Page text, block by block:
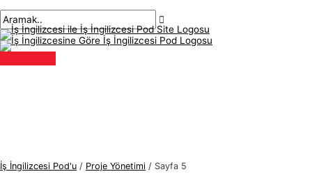
atla
menü
İş İngilizcesi Pod'u / Proje Yönetimi / Sayfa 5
sonrası
İ
ş
İ
n
A
r
a
m